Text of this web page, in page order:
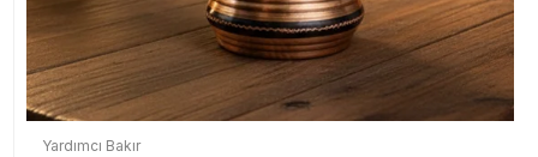
Yardımcı Bakır